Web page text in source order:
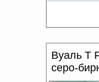
Вуаль T
серо-